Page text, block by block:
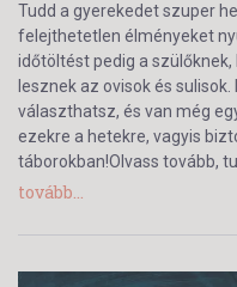
Tudd a gyerekedet szuper
felejthetetlen élményeket
időtöltést pedig a
lesznek az ovisok és
választhatsz, és van még
ezekre a hetekre, vagyis
táborokban!Olvass tovább,
tovább...